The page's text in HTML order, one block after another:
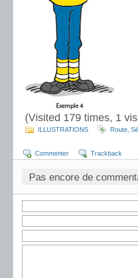
(Visited 179 times, 1
ILLUSTRATIONS Route
Commenter Trackback
Pas encore de